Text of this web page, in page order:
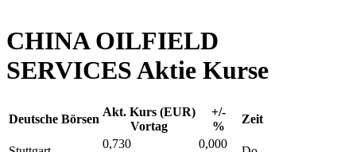
CHINA OILFIELD
SERVICES Aktie Kurse
Deutsche Börsen
Akt. Kurs (EUR)
Vortag
+/-
%
Zeit
0,730
0,000